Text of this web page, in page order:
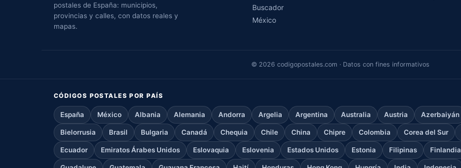
postales de España: municipios,
provincias y calles, con datos reales y
mapas.
Buscador
México
© 2026 codigopostales.com · Datos con fines informativos
CÓDIGOS POSTALES POR PAÍS
España México Albania Alemania Andorra Argelia Argentina Australia Austria Azerbaiyán
Bielorrusia Brasil Bulgaria Canadá Chequia Chile China Chipre Colombia Corea del Sur
Ecuador Emiratos Árabes Unidos Eslovaquia Eslovenia Estados Unidos Estonia Filipinas Finlandia